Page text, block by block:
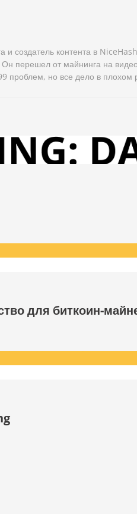
создатель контента в
перешел от майнинга на
проблем, но все дело в плохом
для биткоин-